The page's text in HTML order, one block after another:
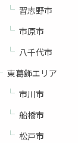
習志野市
市原市
八千代市
東葛飾エリア
市川市
船橋市
松戸市